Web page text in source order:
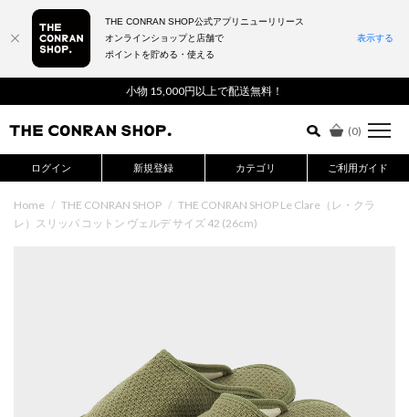
小物 15,000円以上で配送無料！
(0)
ログイン 新規登録 カテゴリ ご利用ガイド
詳細検索はこちら
Home / THE CONRAN SHOP / THE CONRAN SHOP Le Clare（レ・クラ
レ）スリッパ コットン ヴェルデ サイズ 42 (26cm)
THE CONRAN SHOP公式アプリニューリリース
オンラインショップと店舗で
ポイントを貯める・使える
表示する